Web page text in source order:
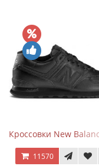
Кроссовки New
11570